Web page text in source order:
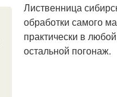
Лиственница
обработки самого
практически в
остальной погонаж.